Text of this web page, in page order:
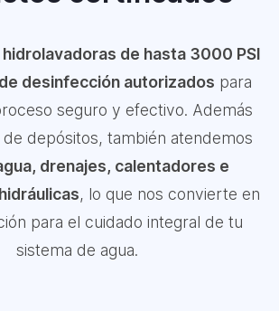
hidrolavadoras de hasta 3000 PSI
desinfección autorizados para
seguro y efectivo. Además
de depósitos, también atendemos
drenajes, calentadores e
, lo que nos convierte en
para el cuidado integral de tu
sistema de agua.